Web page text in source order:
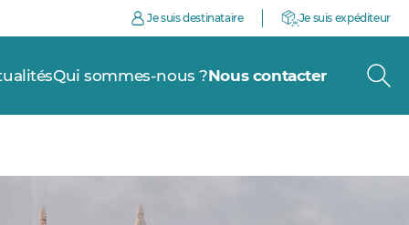
Je suis destinataire Je suis expéditeur
Qui sommes-nous ? Nous contacter